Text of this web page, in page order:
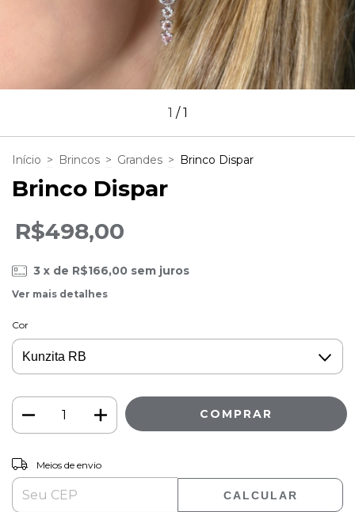
1 /1
Início > Brincos > Grandes > Brinco Dispar
Brinco Dispar
R$498,00
3 x de R$166,00 sem juros
Ver mais detalhes
Cor
Entregas para o CEP:
Meios de envio
CALCULAR